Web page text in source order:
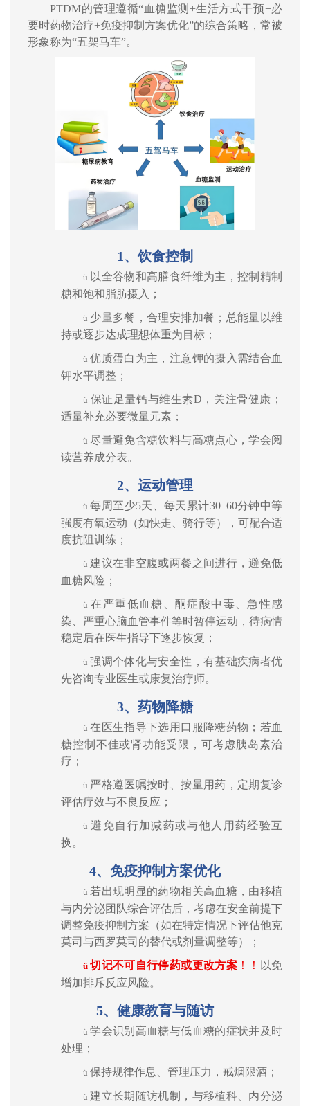
PTDM的管理遵循“血糖监测 +生活方式干预+必
要时药物治疗+免疫抑制方案优化”的综合策略，常被
形象称为“五架马车”。
1 、饮食控制
ü 以全谷物和高膳食纤维为主，控制精制
糖和饱和脂肪摄入；
ü 少量多餐，合理安排加餐；总能量以维
持或逐步达成理想体重为目标；
ü优质蛋白为主，注意钾的摄入需结合血
钾水平调整；
ü 保证足量钙与维生素D ，关注骨健康；
适量补充必要微量元素；
ü 尽量避免含糖饮料与高糖点心，学会阅
读营养成分表。
2、运动管理
ü每周至少5天、每天累计30–60分钟中等
强度有氧运动（如快走、骑行等），可配合适
度抗阻训练；
ü 建议在非空腹或两餐之间进行，避免低
血糖风险；
ü在严重低血糖、酮症酸中毒、急性感
染、严重心脑血管事件等时暂停运动，待病情
稳定后在医生指导下逐步恢复；
ü强调个体化与安全性，有基础疾病者优
先咨询专业医生或康复治疗师。
3、药物降糖
ü在医生指导下选用口服降糖药物；若血
糖控制不佳或肾功能受限，可考虑胰岛素治
疗；
ü 严格遵医嘱按时、按量用药，定期复诊
评估疗效与不良反应；
ü避免自行加减药或与他人用药经验互
换。
4、免疫抑制方案优化
ü 若出现明显的药物相关高血糖，由移植
与内分泌团队综合评估后，考虑在安全前提下
调整免疫抑制方案（如在特定情况下评估他克
莫司与西罗莫司的替代或剂量调整等）；
ü切记不可自行停药或更改方案！！
以免
增加排斥反应风险。
5、健康教育与随访
ü学会识别高血糖与低血糖的症状并及时
处理；
ü 保持规律作息、管理压力，戒烟限酒；
ü 建立长期随访机制，与移植科、内分泌